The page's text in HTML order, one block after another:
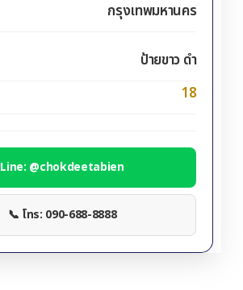
กรุงเทพมหานคร
ป้ายขาว ดำ
18
Line: @chokdeetabien
📞 โทร: 090-688-8888